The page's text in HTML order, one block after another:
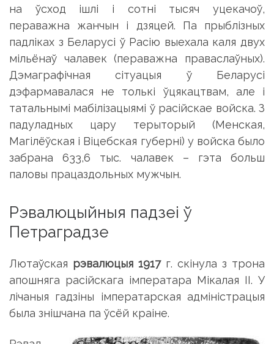
на ўсход ішлі і сотні тысяч уцекачоў,
пераважна жанчын і дзяцей. Па прыблізных
падліках з Беларусі ў Расію выехала каля двух
мільёнаў чалавек (пераважна праваслаўных).
Дэмаграфічная сітуацыя ў Беларусі
дэфармавалася не толькі ўцякацтвам, але і
татальнымі мабілізацыямі ў расійскае войска. З
падуладных цару терыторый (Менская,
Магілёўская і Віцебская губерні) у войска было
забрана 633,6 тыс. чалавек – гэта больш
паловы працаздольных мужчын.
Рэвалюцыйныя падзеі ў
Петраградзе
Лютаўская рэвалюцыя 1917г. скінула з трона
апошняга расійскага імператара Мікалая II. У
лічаныя гадзіны імператарская адміністрацыя
была знішчана па ўсёй краіне.